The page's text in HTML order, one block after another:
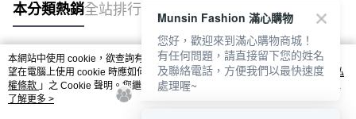
本分類熱銷全站排行
熱門標籤
本網站中使用 cookie，欲查詢有關本網站使用 cookie 方式之詳情，及若您不希
望在電腦上使用 cookie 時應如何變更電腦的 cookie 設定，請參閱本網站「
隱私
權條款 」之 Cookie 聲明。您繼續使用本網站即表示您同意本公司得按本網站使
用條款之 Cookie 聲明使用 cookie。
了解更多 >
Munsin Fashion 滿心購物
您好，歡迎來到滿心購物商城！
有任何問題，請直接留下您的姓名
及聯絡電話，方便我們以最快速度
處理喔~